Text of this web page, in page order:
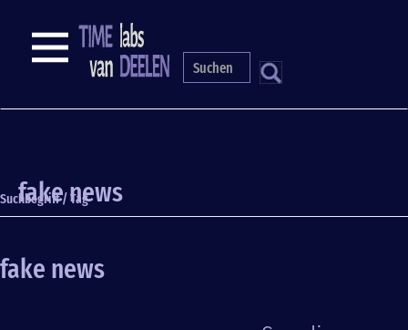
S
NAVIGATION
fake news
Suchbegriff / Tag
fake news